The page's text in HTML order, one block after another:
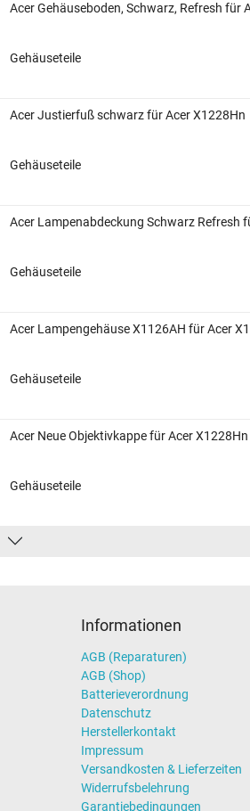
Acer Gehäuseboden, Schwarz, Refresh für
Gehäuseteile
Acer Justierfuß schwarz für Acer X1228Hn
Gehäuseteile
Acer Lampenabdeckung Schwarz Refresh
Gehäuseteile
Acer Lampengehäuse X1126AH für Acer
Gehäuseteile
Acer Neue Objektivkappe für Acer X1228Hn
Gehäuseteile
Informationen
AGB (Reparaturen)
AGB (Shop)
Batterieverordnung
Datenschutz
Herstellerkontakt
Impressum
Versandkosten & Lieferzeiten
Widerrufsbelehrung
Garantiebedingungen